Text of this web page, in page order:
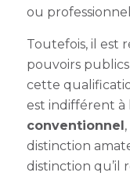
ou
Toutefois, il est
pouvoirs
cette
est indifférent à
conventionnel
distinction
distinction qu’il